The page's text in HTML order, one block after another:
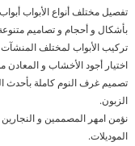
تفصيل مختلف أنواع الأبواب
بأشكال و أحجام و تصاميم
تركيب الأبواب لمختلف المنشآت
اختيار أجود الأخشاب و المعادن
تصميم غرف النوم كاملة بأحدث
الزبون.
نؤمن امهر المصممين و
الموديلات.